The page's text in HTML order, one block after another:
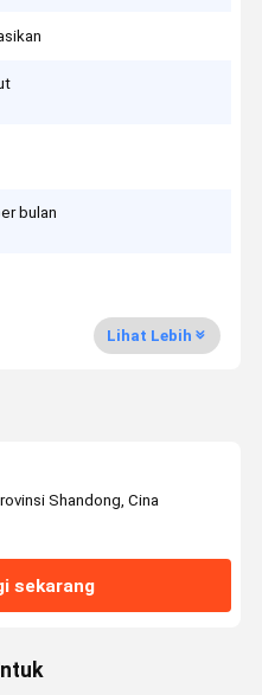
bulan
Lihat Lebih
Shandong, Cina
sekarang